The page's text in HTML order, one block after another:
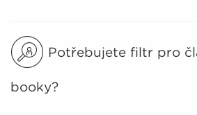
Potřebujete filtr pro
booky?